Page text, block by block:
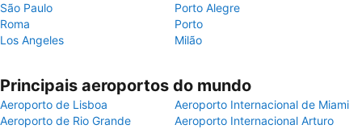
São Paulo
Porto Alegre
Roma
Porto
Los Angeles
Milão
Principais aeroportos do mundo
Aeroporto de Lisboa
Aeroporto Internacional de Miami
Aeroporto de Rio Grande
Aeroporto Internacional Arturo